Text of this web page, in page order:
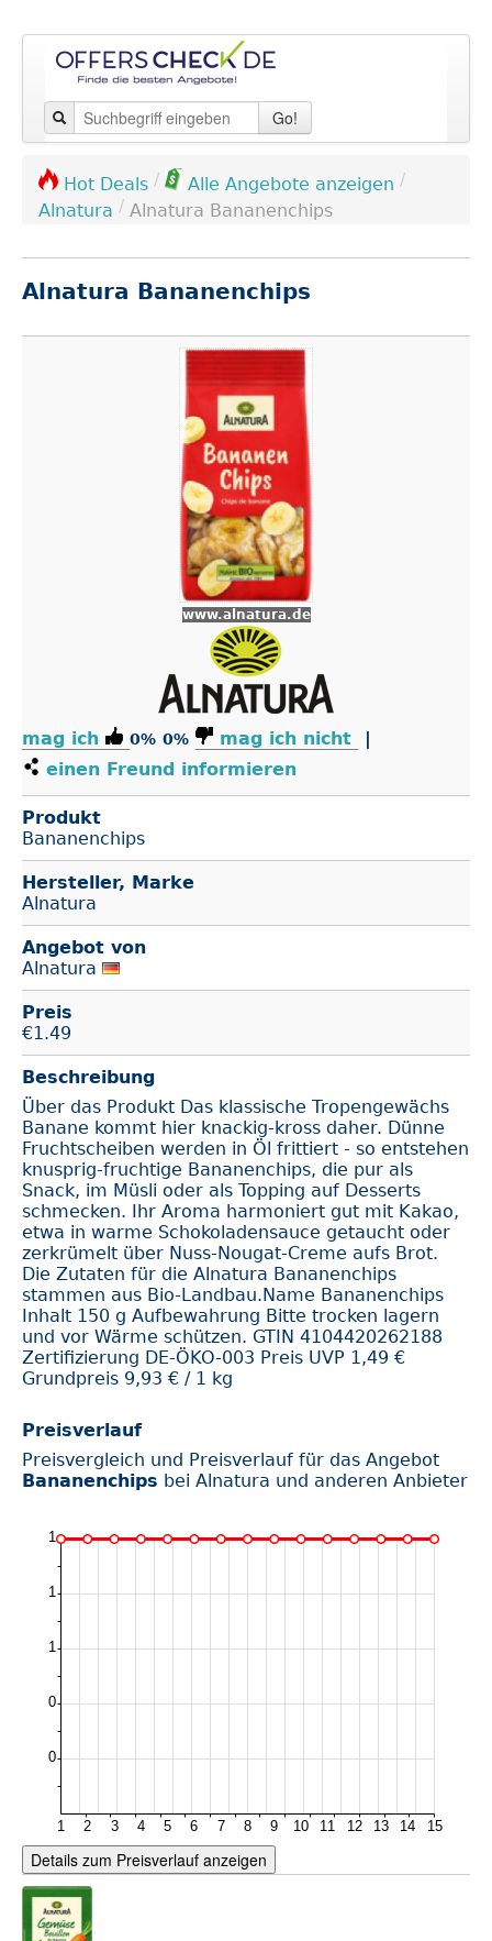
Go!
Hot Deals / Alle Angebote anzeigen /
Alnatura / Alnatura Bananenchips
Alnatura Bananenchips
www.alnatura.de
mag ich 0% 0% mag ich nicht
|
einen Freund informieren
Produkt
Bananenchips
Hersteller, Marke
Alnatura
Angebot von
Alnatura
Preis
€1.49
Beschreibung
Über das Produkt Das klassische Tropengewächs
Banane kommt hier knackig-kross daher. Dünne
Fruchtscheiben werden in Öl frittiert - so entstehen
knusprig-fruchtige Bananenchips, die pur als
Snack, im Müsli oder als Topping auf Desserts
schmecken. Ihr Aroma harmoniert gut mit Kakao,
etwa in warme Schokoladensauce getaucht oder
zerkrümelt über Nuss-Nougat-Creme aufs Brot.
Die Zutaten für die Alnatura Bananenchips
stammen aus Bio-Landbau.Name Bananenchips
Inhalt 150 g Aufbewahrung Bitte trocken lagern
und vor Wärme schützen. GTIN 4104420262188
Zertifizierung DE-ÖKO-003 Preis UVP 1,49 €
Grundpreis 9,93 € / 1 kg
Preisverlauf
Preisvergleich und Preisverlauf für das Angebot
Bananenchips bei Alnatura und anderen Anbieter
Details zum Preisverlauf anzeigen